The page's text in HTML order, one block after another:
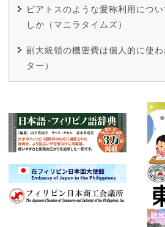
ピアトスのような愛称利用につ
しか（マニラタイムズ）
副大統領の機密費は個人的に使
ター）